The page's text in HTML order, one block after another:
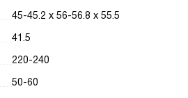
45-45.2 х 56-56.8 х 55.5
41.5
220-240
50-60